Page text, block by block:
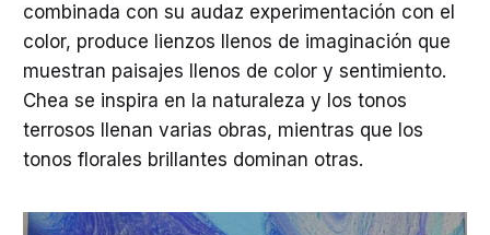
combinada con su audaz experimentación con el
color, produce lienzos llenos de imaginación que
muestran paisajes llenos de color y sentimiento.
Chea se inspira en la naturaleza y los tonos
terrosos llenan varias obras, mientras que los
tonos florales brillantes dominan otras.